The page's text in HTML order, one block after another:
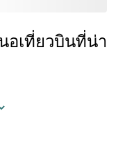
อเที่ยวบินที่น่า